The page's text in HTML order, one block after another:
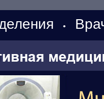
•